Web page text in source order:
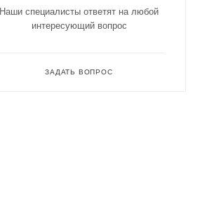
Наши специалисты ответят на любой
интересующий вопрос
ЗАДАТЬ ВОПРОС